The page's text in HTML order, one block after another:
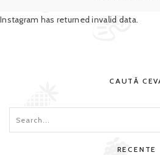
Instagram has returned invalid data.
CAUTĂ
RECENTE